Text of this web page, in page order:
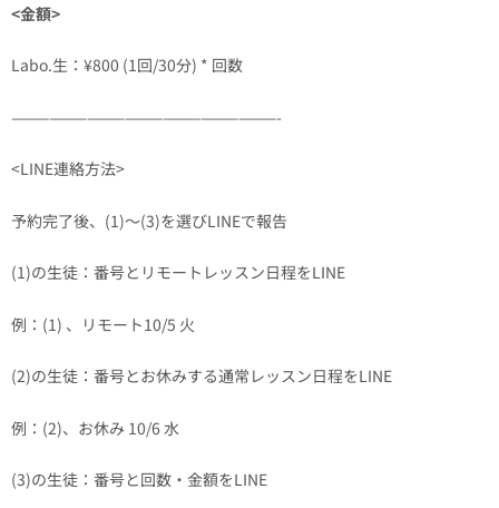
<金額>
Labo.生：¥800 (1回/30分) * 回数
—————————————————————-
<LINE連絡方法>
予約完了後、(1)〜(3)を選びLINEで報告
(1)の生徒：番号とリモートレッスン日程をLINE
例：(1) 、リモート10/5 火
(2)の生徒：番号とお休みする通常レッスン日程をLINE
例：(2)、お休み 10/6 水
(3)の生徒：番号と回数・金額をLINE